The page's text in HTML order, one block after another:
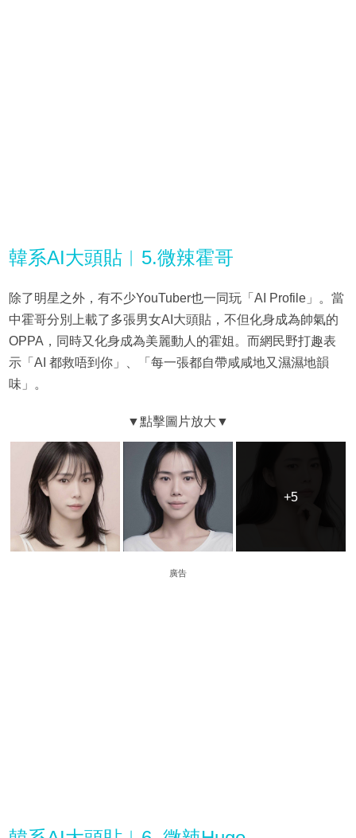
韓系AI大頭貼︳5.微辣霍哥
除了明星之外，有不少YouTuber也一同玩「AI Profile」。當
中霍哥分別上載了多張男女AI大頭貼，不但化身成為帥氣的
OPPA，同時又化身成為美麗動人的霍姐。而網民野打趣表
示「AI 都救唔到你」、「每一張都自帶咸咸地又濕濕地韻
味」。
+5
+5
廣告